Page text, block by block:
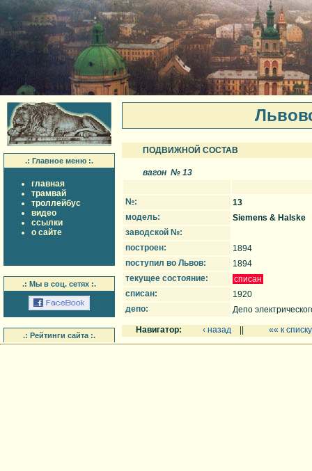
.: Главное меню :.
главная
трамвай
троллейбус
видео
ссылки
о сайте
.: Мы в соц. сетях :.
.: Рейтинги сайта :.
ПОДВИЖНОЙ СОСТАВ
вагон № 13
№:
13
модель:
Siemens & Halske
заводской №:
построен:
1894
поступил во Львов:
1894
текущее состояние:
списан
списан:
1920
депо:
Депо
Навигатор: ‹ назад «« к списку